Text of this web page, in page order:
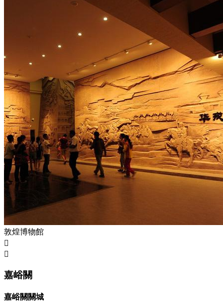
敦煌博物館


嘉峪關
嘉峪關關城